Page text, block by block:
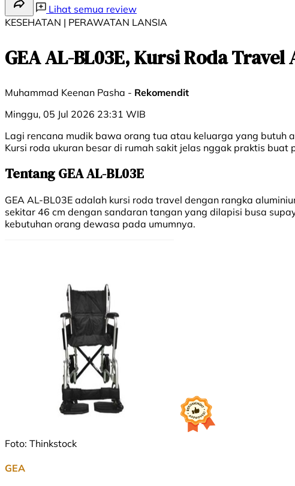
Lihat semua review
KESEHATAN | PERAWATAN LANSIA
GEA AL-BL03E, Kursi Roda
Muhammad Keenan Pasha - Rekomendit
Minggu, 05 Jul 2026 23:31 WIB
Lagi rencana mudik bawa orang tua atau keluarga yang
Kursi roda ukuran besar di rumah sakit jelas nggak praktis
Tentang GEA AL-BL03E
GEA AL-BL03E adalah kursi roda travel dengan rangka
sekitar 46 cm dengan sandaran tangan yang dilapisi busa
kebutuhan orang dewasa pada umumnya.
Foto: Thinkstock
GEA